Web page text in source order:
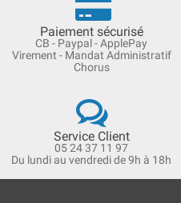
Paiement sécurisé
CB - Paypal - ApplePay
Virement - Mandat Administratif
Chorus
Service Client
05 24 37 11 97
Du lundi au vendredi de 9h à 18h